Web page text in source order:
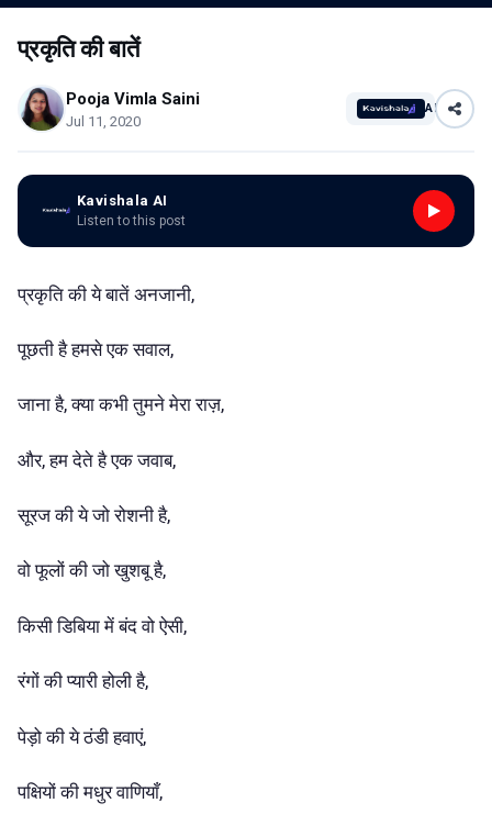
प्रकृति की बातें
Pooja Vimla Saini
Jul 11, 2020
AI
Kavishala AI
Listen to this post
प्रकृति की ये बातें अनजानी,
पूछती है हमसे एक सवाल,
जाना है, क्या कभी तुमने मेरा राज़,
और, हम देते है एक जवाब,
सूरज की ये जो रोशनी है,
वो फूलों की जो खुशबू है,
किसी डिबिया में बंद वो ऐसी,
रंगों की प्यारी होली है,
पेड़ो की ये ठंडी हवाएं,
पक्षियों की मधुर वाणियाँ,